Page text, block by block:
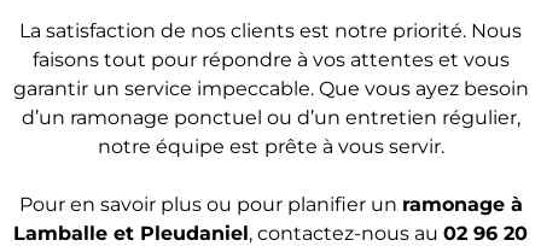
La satisfaction de nos clients est notre priorité. Nous
faisons tout pour répondre à vos attentes et vous
garantir un service impeccable. Que vous ayez besoin
d’un ramonage ponctuel ou d’un entretien régulier,
notre équipe est prête à vous servir.
Pour en savoir plus ou pour planifier un ramonageà
Lamballe et Pleudaniel, contactez-nous au 02 96 20